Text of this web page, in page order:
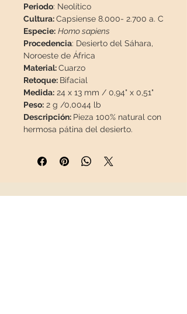
Periodo: Neolítico
Cultura:Capsiense 8.000- 2.700 a. C
Especie: Homo sapiens
Procedencia: Desierto del Sáhara,
Noroeste de África
Material:Cuarzo
Retoque: Bifacial
Medida: 24 x 13 mm / 0,94" x 0,51"
Peso: 2 g /0,0044 lb
Descripción: Pieza 100% natural con
hermosa pátina del desierto.
Esta pieza viajará
paquete especial para que llegue